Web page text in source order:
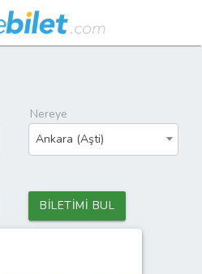
Nereye
Ankara (Aşti)
BİLETİMİ BUL